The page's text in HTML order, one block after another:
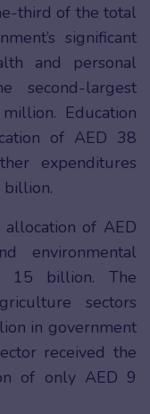
third of the total
significant
and personal
second-largest
Education
of AED 38
expenditures
billion.
of AED
environmental
15 billion. The
sectors
in government
received the
of only AED 9